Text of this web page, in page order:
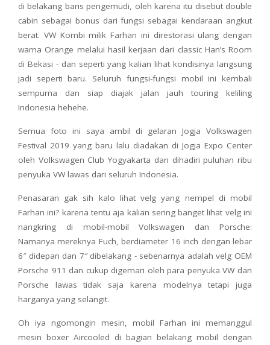
di belakang baris pengemudi, oleh karena itu disebut double
cabin sebagai bonus dari fungsi sebagai kendaraan angkut
berat. VW Kombi milik Farhan ini direstorasi ulang dengan
warna Orange melalui hasil kerjaan dari classic Han’s Room
di Bekasi - dan seperti yang kalian lihat kondisinya langsung
jadi seperti baru. Seluruh fungsi-fungsi mobil ini kembali
sempurna dan siap diajak jalan jauh touring keliling
Indonesia hehehe.
Semua foto ini saya ambil di gelaran Jogja Volkswagen
Festival 2019 yang baru lalu diadakan di Jogja Expo Center
oleh Volkswagen Club Yogyakarta dan dihadiri puluhan ribu
penyuka VW lawas dari seluruh Indonesia.
Penasaran gak sih kalo lihat velg yang nempel di mobil
Farhan ini? karena tentu aja kalian sering banget lihat velg ini
nangkring di mobil-mobil Volkswagen dan Porsche:
Namanya mereknya Fuch, berdiameter 16 inch dengan lebar
6″ didepan dan 7″ dibelakang - sebenarnya adalah velg OEM
Porsche 911 dan cukup digemari oleh para penyuka VW dan
Porsche lawas tidak saja karena modelnya tetapi juga
harganya yang selangit.
Oh iya ngomongin mesin, mobil Farhan ini memanggul
mesin boxer Aircooled di bagian belakang mobil dengan